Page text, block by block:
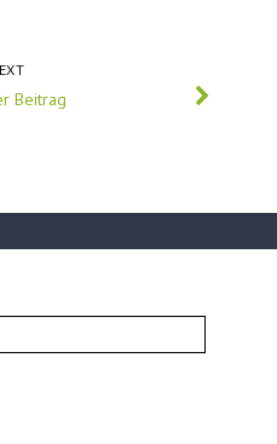
Beitrag